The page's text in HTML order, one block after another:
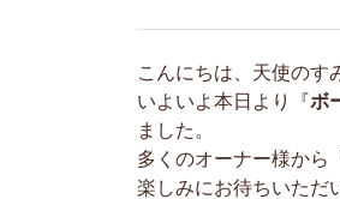
こんにちは、天使のす
いよいよ本日より『ボ
ました。
多くのオーナー様から
楽しみにお待ちいただ